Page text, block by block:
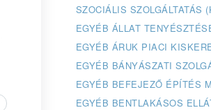
SZOCIÁLIS SZOLGÁLTATÁS
EGYÉB ÁLLAT
EGYÉB ÁRUK PIACI
EGYÉB BÁNYÁSZATI
EGYÉB BEFEJEZŐ ÉPÍTÉS
EGYÉB BENTLAKÁSOS